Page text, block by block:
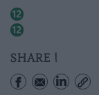
SHARE !